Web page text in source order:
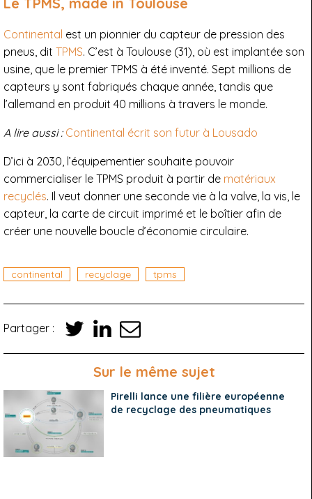
Continental est un pionnier du capteur de pression des
pneus, dit TPMS. C’est à Toulouse (31), où est implantée son
usine, que le premier TPMS à été inventé. Sept millions de
capteurs y sont fabriqués chaque année, tandis que
l’allemand en produit 40 millions à travers le monde.
A lire aussi : Continental écrit son futur à Lousado
D’ici à 2030, l’équipementier souhaite pouvoir
commercialiser le TPMS produit à partir de matériaux
recyclés. Il veut donner une seconde vie à la valve, la vis, le
capteur, la carte de circuit imprimé et le boîtier afin de
créer une nouvelle boucle d’économie circulaire.
continental recyclage tpms
Partager :
Sur le même sujet
Pirelli lance une filière européenne
de recyclage des pneumatiques